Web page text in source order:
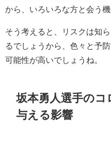
から、いろいろな方と会う機
そう考えると、リスクは知
るでしょうから、色々と予
可能性が高いでしょうね。
坂本勇人選手の
与える影響